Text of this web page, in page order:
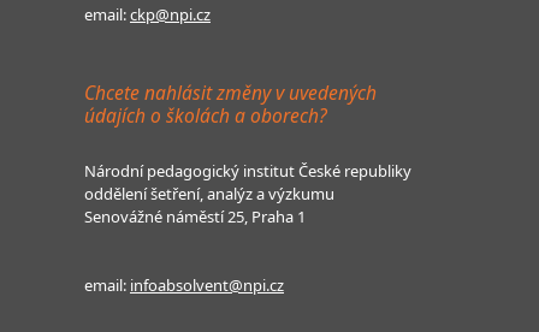
email:ckp@npi.cz
Chcete nahlásit změny v uvedených
údajích o školách a oborech?
Národní pedagogický institut České republiky
oddělení šetření, analýz a výzkumu
Senovážné náměstí 25, Praha 1
email: infoabsolvent@npi.cz